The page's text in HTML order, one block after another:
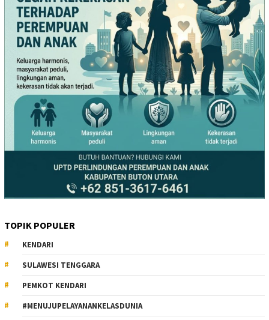
TOPIK POPULER
KENDARI
SULAWESI TENGGARA
PEMKOT KENDARI
#MENUJUPELAYANANKELASDUNIA